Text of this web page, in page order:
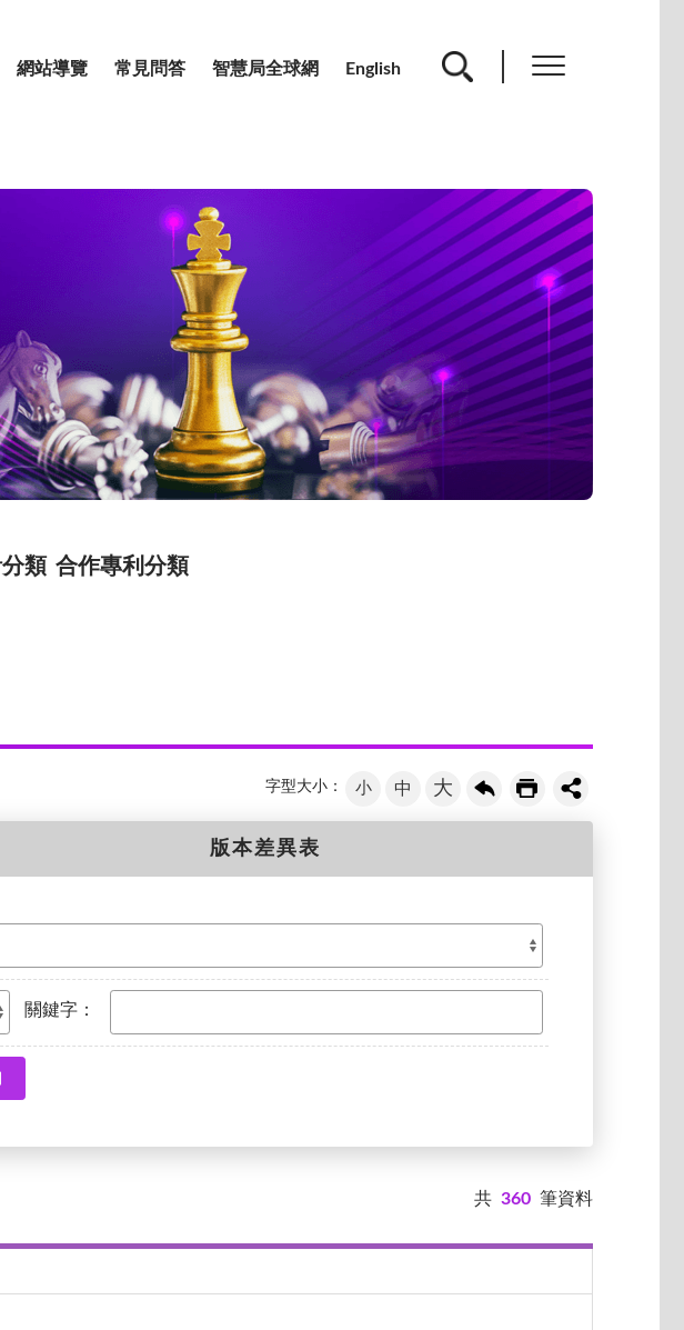
網站導覽 常見問答 智慧局全球網 English
類 合作專利分類
字型大小： 小 中 大
版本差異表
關鍵字：
共 360 筆資料